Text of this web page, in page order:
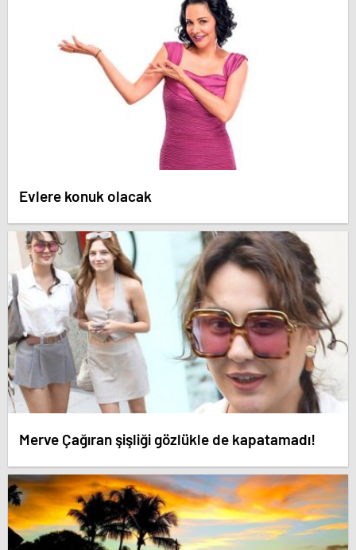
Evlere konuk olacak
Merve Çağıran şişliği gözlükle de kapatamadı!